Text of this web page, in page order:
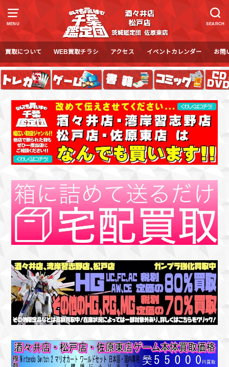
MENU SEARCH
買取について WEB買取チラシ アクセス イベントカレンダー お問